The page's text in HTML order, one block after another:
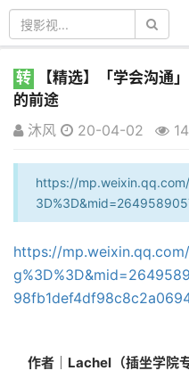
转
【精选】「学会沟通
的前途
沐风
20-04-02
https://
https://
作者｜Lachel（插坐学院